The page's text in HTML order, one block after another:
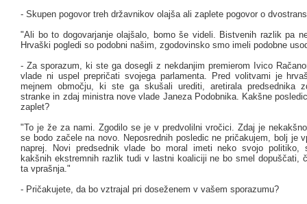
- Skupen pogovor treh državnikov olajša ali zaplete pogovor o
"Ali bo to dogovarjanje olajšalo, bomo še videli. Bistvenih razlik pa
Hrvaški pogledi so podobni našim, zgodovinsko smo imeli podobne
- Za sporazum, ki ste ga dosegli z nekdanjim premierom Ivico
vlade ni uspel prepričati svojega parlamenta. Pred volitvami je
mejnem območju, ki ste ga skušali urediti, aretirala predsednika
stranke in zdaj ministra nove vlade Janeza Podobnika. Kakšne
zaplet?
"To je že za nami. Zgodilo se je v predvolilni vročici. Zdaj je
se bodo začele na novo. Neposrednih posledic ne pričakujem, bolj je
naprej. Novi predsednik vlade bo moral imeti neko svojo politiko,
kakšnih ekstremnih razlik tudi v lastni koaliciji ne bo smel dopuščati,
ta vprašnja."
- Pričakujete, da bo vztrajal pri doseženem v vašem sporazumu?